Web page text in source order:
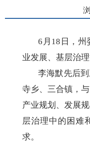
6月18日，州
业发展、基层治理
李海默先后
寺乡、三合镇，
产业规划、发展
层治理中的困难
求。